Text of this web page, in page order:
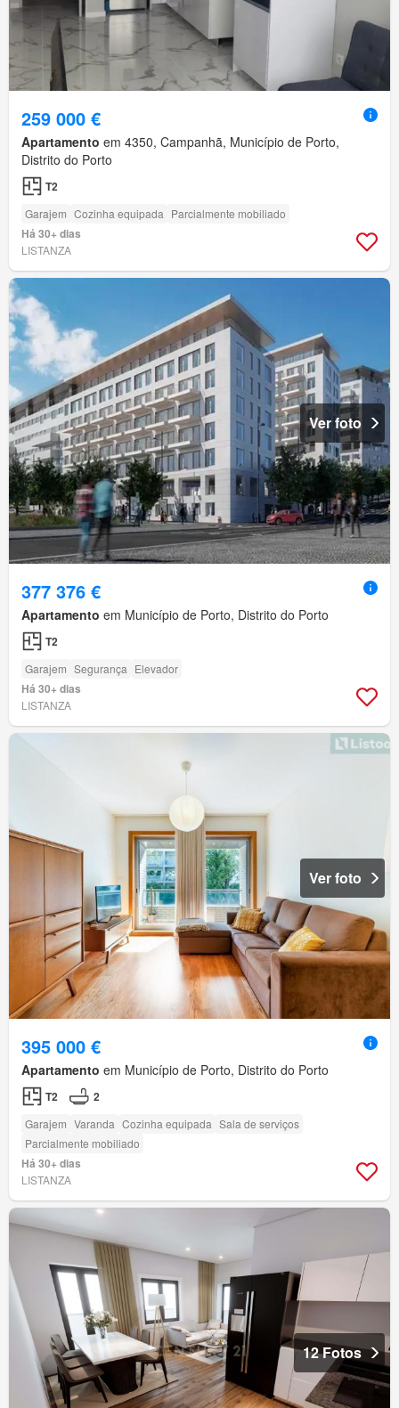
259 000 €
Apartamento em 4350, Campanhã, Município de Porto,
Distrito do Porto
T2
Garajem Cozinha equipada Parcialmente mobiliado
Há 30+ dias
LISTANZA
Ver foto
377 376 €
Apartamento em Município de Porto, Distrito do Porto
T2
Garajem Segurança Elevador
Há 30+ dias
LISTANZA
Ver foto
395 000 €
Apartamento em Município de Porto, Distrito do Porto
T2 2
Garajem Varanda Cozinha equipada Sala de serviços
Parcialmente mobiliado
Há 30+ dias
LISTANZA
12 Fotos